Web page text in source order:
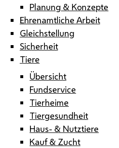
Planung & Konzepte
Ehrenamtliche Arbeit
Gleichstellung
Sicherheit
Tiere
Übersicht
Fundservice
Tierheime
Tiergesundheit
Haus- & Nutztiere
Kauf & Zucht